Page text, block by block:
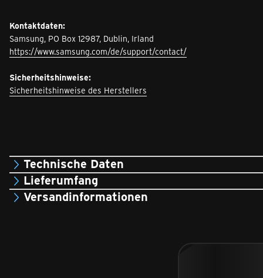
Kontaktdaten:
Samsung, PO Box 12987, Dublin, Irland
https://www.samsung.com/de/support/contact/
Sicherheitshinweise:
Sicherheitshinweise des Herstellers
Technische Daten
Lieferumfang
Versandinformationen